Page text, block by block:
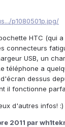
p1080501p.jpg/
HTC (qui
connecteurs
USB, un
téléphone a
dessus
il fonctionne
d'autres infos! :)
2011 par